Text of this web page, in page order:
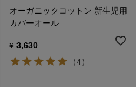
オーガニックコットン 新生児用
カバーオール
¥ 3,630
（4）